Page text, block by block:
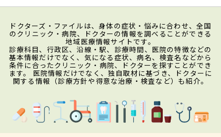
ドクターズ・ファイルは、身体の症状・悩みに合わせ、全国
のクリニック・病院、ドクターの情報を調べることができる
地域医療情報サイトです。
診療科目、行政区、沿線・駅、診療時間、医院の特徴などの
基本情報だけでなく、気になる症状、病名、検査名などから
条件に合ったクリニック・病院、ドクターを探すことができ
ます。 医院情報だけでなく、独自取材に基づき、ドクターに
関する情報（診療方針や得意な治療・検査など）も紹介。